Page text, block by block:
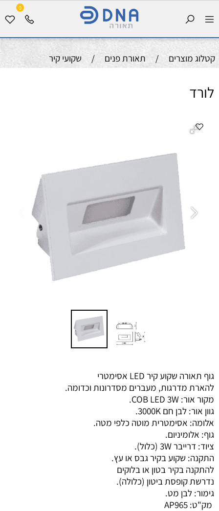
0
קטלוג מוצרים / תאורת פנים / שקועי קיר
לורד
גוף תאורה שקוע קיר LED אסימטרי
להארת מדרגות, מעברים מסדרונות וכדומה.
מקור אור: COB LED 3W.
גוון אור: לבן חם 3000K.
אלומה: אסימטרית מוטה כלפי מטה.
גוף: אלומיניום.
ציוד: דרייבר 3W (כלול).
התקנה: שקוע בקיר גבס או עץ.
להתקנה בקיר בטון או בלוקים
נדרשת קופסת ביטון (כלולה).
גימור: לבן מט.
מק"ט: AP965